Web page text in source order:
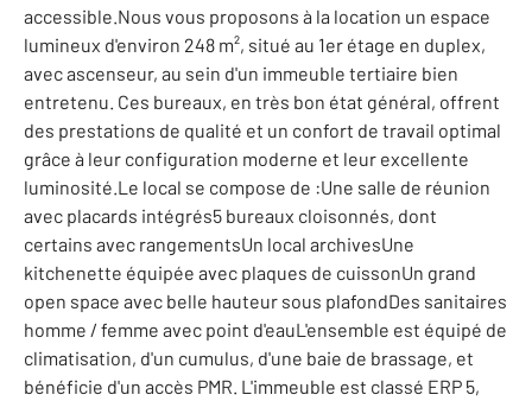
accessible.Nous vous proposons à la location un espace
lumineux d'environ 248 m², situé au 1er étage en duplex,
avec ascenseur, au sein d'un immeuble tertiaire bien
entretenu. Ces bureaux, en très bon état général, offrent
des prestations de qualité et un confort de travail optimal
grâce à leur configuration moderne et leur excellente
luminosité.Le local se compose de :Une salle de réunion
avec placards intégrés5 bureaux cloisonnés, dont
certains avec rangementsUn local archivesUne
kitchenette équipée avec plaques de cuissonUn grand
open space avec belle hauteur sous plafondDes sanitaires
homme / femme avec point d'eauL'ensemble est équipé de
climatisation, d'un cumulus, d'une baie de brassage, et
bénéficie d'un accès PMR. L'immeuble est classé ERP 5,